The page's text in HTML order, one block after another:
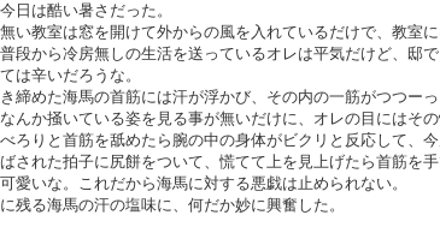
日は酷い暑さだった。
い教室は窓を開けて外からの風を入れているだけで、教室に
段から冷房無しの生活を送っているオレは平気だけど、邸
は辛いだろうな。
締めた海馬の首筋には汗が浮かび、その内の一筋がつつーっ
んか掻いている姿を見る事が無いだけに、オレの目にはその
ろりと首筋を舐めたら腕の中の身体がビクリと反応して、
された拍子に尻餅をついて、慌てて上を見上げたら首筋を
愛いな。これだから海馬に対する悪戯は止められない。
残る海馬の汗の塩味に、何だか妙に興奮した。